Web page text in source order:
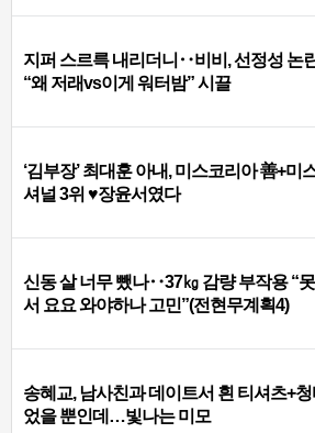
지퍼 스르륵 내리더니‥비비, 선정성 논
“왜 저래vs이게 워터밤” 시끌
‘김부장’ 최대훈 아내, 미스코리아 善+미
셔널 3위 ♥장윤서였다
신동 살 너무 뺐나‥37㎏ 감량 부작용 “
서 요요 와야하나 고민”(전현무계획4)
송혜교, 남사친과 데이트서 흰 티셔츠+청
었을 뿐인데…빛나는 미모